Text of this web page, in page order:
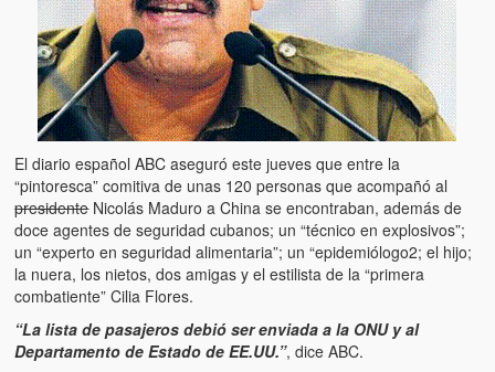
Hablé con Chavistas (I spoke with chavistas)
La burla del Chavez “tan amante de los niños” (The mockery of
Chavez “such a children lover”)
Los niños de las calles de Venezuela (Children of the streets of
Venezuela)
Luis y El Mono… en armas (Luis and El Mono… armed)
Puente Llaguno, Miraflores… ¿y Lina?
Radio Emisoras y canales de televisión clausurados por el
de Chávez hasta el 2009
Victimas del 11 de abril de 2002
El diario español ABC aseguró este jueves que entre la
“pintoresca” comitiva de unas 120 personas que acompañó al
presidenteNicolás Maduro a China se encontraban, además de
doce agentes de seguridad cubanos; un “técnico en explosivos”;
un “experto en seguridad alimentaria”; un “epidemiólogo2; el hijo;
la nuera, los nietos, dos amigas y el estilista de la “primera
combatiente” Cilia Flores.
“La lista de pasajeros debió ser enviada a la ONU y al
Departamento de Estado de EE.UU.”, dice ABC.